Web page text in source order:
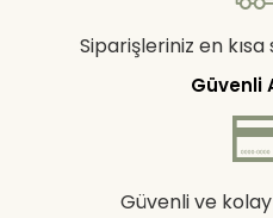
Siparişleriniz en kısa
Güvenli
Güvenli ve